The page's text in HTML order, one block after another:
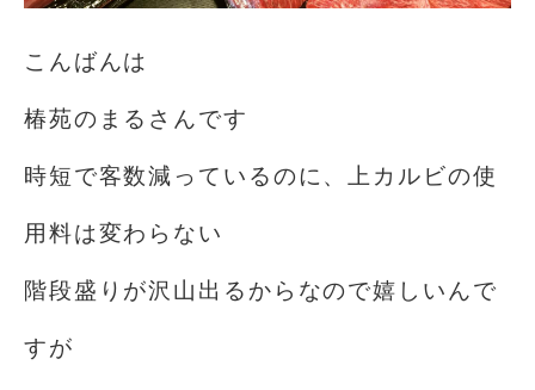
こんばんは
椿苑のまるさんです
時短で客数減っているのに、上カルビの使
用料は変わらない
階段盛りが沢山出るからなので嬉しいんで
すが